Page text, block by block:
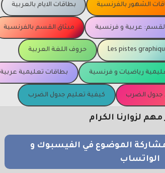
الشهور بالفرنسية بطاقات الايام بالعربية
عربية و فرنسية ميثاق القسم بالفرنسية
Les pistes حروف اللغة العربية
رياضيات و فرنسية بطاقات تعليمية عربية
جدول الضرب كيفية تعليم جدول الضرب
لزوارنا الكرام
مشاركة الموضوع في الفيسبوك و
الواتساب